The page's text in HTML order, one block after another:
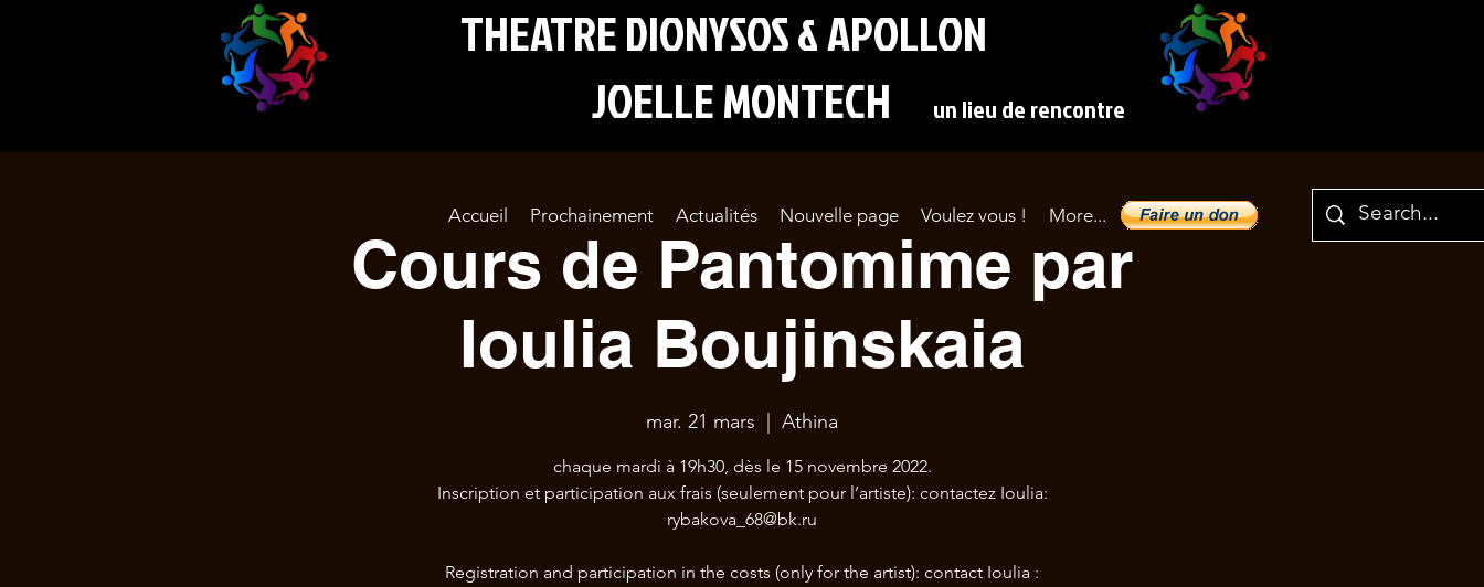
THEATRE DIONYSOS & APOLLON
JOELLE MONTECH
un lieu de rencontre
Accueil Prochainement Actualités Nouvelle page Voulez vous ! More...
Cours de Pantomime par
Ioulia Boujinskaia
mar. 21 mars Athina
chaque mardi à 19h30, dès le 15 novembre 2022.
Inscription et participation aux frais (seulement pour l’artiste): contactez Ioulia:
rybakova_68@bk.ru
Registration and participation in the costs (only for the artist): contact Ioulia :